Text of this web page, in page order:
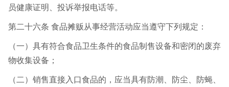
员健康证明、投诉举报电话等。
第二十六条 食品摊贩从事经营活动应当遵守下列规定：
（一）具有符合食品卫生条件的食品制售设备和密闭的废弃
物收集设备；
（二）销售直接入口食品的，应当具有防潮、防尘、防蝇、